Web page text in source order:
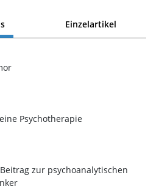
Einzelartikel
Psychotherapie
zur psychoanalytischen